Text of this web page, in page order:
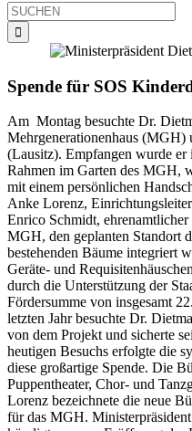
Suche
nach:
Spende für SOS
Am Montag besuchte Dr.
Mehrgenerationenhaus (MGH)
(Lausitz). Empfangen wurde
Rahmen im Garten des MGH,
mit einem persönlichen
Anke Lorenz,
Enrico Schmidt,
MGH, den geplanten Standort
bestehenden Bäume integriert
Geräte- und
durch die Unterstützung der
Fördersumme von insgesamt
letzten Jahr besuchte Dr.
von dem Projekt und sicherte
heutigen Besuchs erfolgte die
diese großartige Spende. Die
Puppentheater, Chor- und
Lorenz bezeichnete die neue
für das MGH.